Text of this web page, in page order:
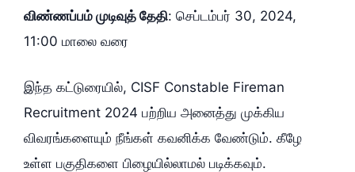
விண்ணப்பம் முடிவுத் தேதி: செப்டம்பர் 30, 2024,
11:00 மாலை வரை
இந்த கட்டுரையில், CISF Constable Fireman
Recruitment 2024 பற்றிய அனைத்து முக்கிய
விவரங்களையும் நீங்கள் கவனிக்க வேண்டும். கீழே
உள்ள பகுதிகளை பிழையில்லாமல் படிக்கவும்.